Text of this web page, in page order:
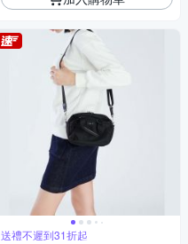
送禮不遲到31折起